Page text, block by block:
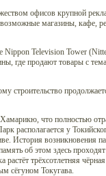
офисов крупной
магазины, кафе,
Television Tower
где продают товары с
строительство
что полностью
располагается у
История возникновения
об этом здесь
трёхсотлетняя
сёгуном Токугава.